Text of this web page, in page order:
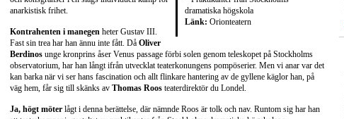
dramatiska högskola
Länk: Orionteatern
anarkistisk frihet.
Kontrahenten i manegen heter Gustav III.
Fast sin trea har han ännu inte fått. Då Oliver
Berdinos unge kronprins åser Venus passage förbi solen genom teleskopet på Stockholms
observatorium, har han långt ifrån utvecklat teaterkonungens pompöserier. Men vi anar var det
kan barka när vi ser hans fascination och allt flinkare hantering av de gyllene käglor han, på
väg hem, får sig till skänks av Thomas Roos teaterdirektör du Londel.
Ja, högt möter lågt i denna berättelse, där nämnde Roos är tolk och nav. Runtom sig har han